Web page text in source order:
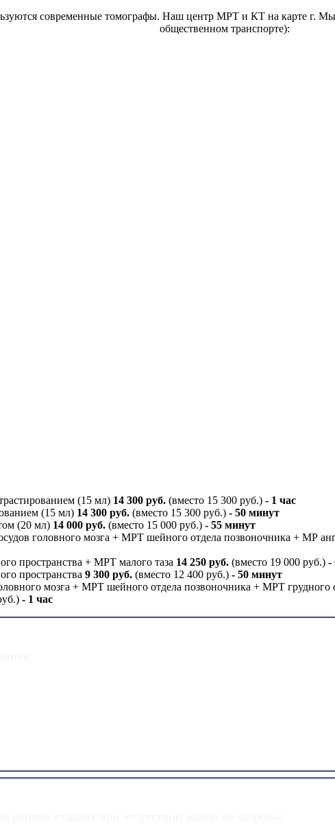
современные томографы. Наш центр МРТ и КТ на карте г.
общественном транспорте):
(15 мл) 14 300 руб. (вместо 15 300 руб.) - 1 час
(15 мл) 14 300 руб. (вместо 15 300 руб.) - 50 минут
(20 мл) 14 000 руб. (вместо 15 000 руб.) - 55 минут
головного мозга + МРТ шейного отдела позвоночника + МР
пространства + МРТ малого таза 14 250 руб. (вместо 19 000 руб.) -
пространства 9 300 руб. (вместо 12 400 руб.) - 50 минут
мозга + МРТ шейного отдела позвоночника + МРТ грудного
- 1 час